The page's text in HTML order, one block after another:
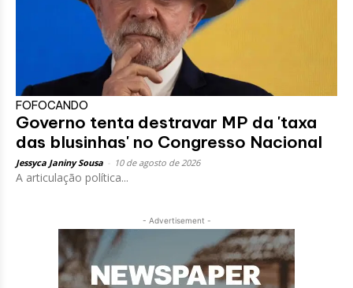
FOFOCANDO
Governo tenta destravar MP da 'taxa
das blusinhas' no Congresso Nacional
Jessyca Janiny Sousa 10 de agosto de 2026
A articulação política...
- Advertisement -